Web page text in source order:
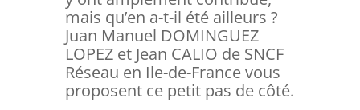
mais qu’en a-t-il été ailleurs ?
Juan Manuel DOMINGUEZ
LOPEZ et Jean CALIO de SNCF
Réseau en Ile-de-France vous
proposent ce petit pas de côté.